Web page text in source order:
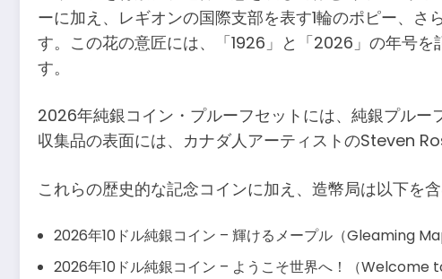
ーに加え、レギオンの国際支部を表す1輪のポピー、
す。この花の意匠には、「1926」と「2026」の年号
す。
2026年純銀コイン・プルーフセットには、純銀プル
収集品の表面には、カナダ人アーティストのSteven
これらの歴史的な記念コインに加え、造幣局は以下を
2026年10ドル純銀コイン – 輝けるメープル（Gleaming
2026年10ドル純銀コイン – ようこそ世界へ！（Welcome